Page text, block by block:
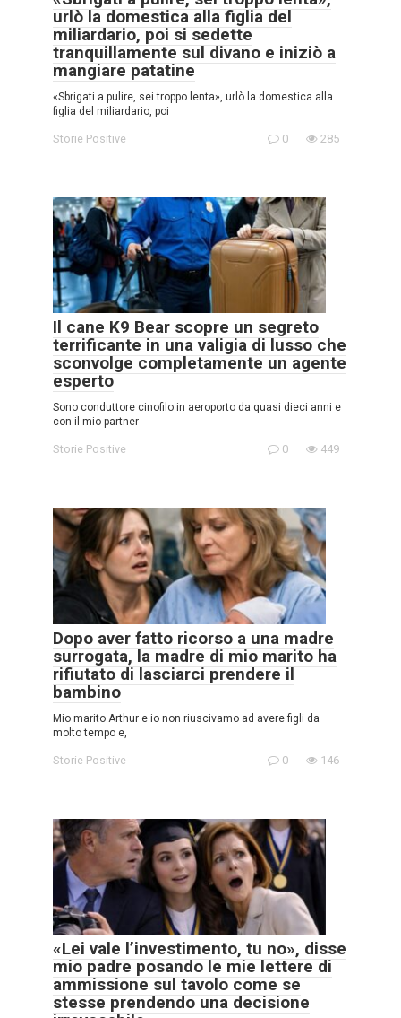
urlò la domestica alla figlia del
miliardario, poi si sedette
tranquillamente sul divano e iniziò a
mangiare patatine
«Sbrigati a pulire, sei troppo lenta», urlò la domestica alla
figlia del miliardario, poi
Storie Positive 0 285
Il cane K9 Bear scopre un segreto
terrificante in una valigia di lusso che
sconvolge completamente un agente
esperto
Sono conduttore cinofilo in aeroporto da quasi dieci anni e
con il mio partner
Storie Positive 0 449
Dopo aver fatto ricorso a una madre
surrogata, la madre di mio marito ha
rifiutato di lasciarci prendere il
bambino
Mio marito Arthur e io non riuscivamo ad avere figli da
molto tempo e,
Storie Positive 0 146
«Lei vale l’investimento, tu no», disse
mio padre posando le mie lettere di
ammissione sul tavolo come se
stesse prendendo una decisione